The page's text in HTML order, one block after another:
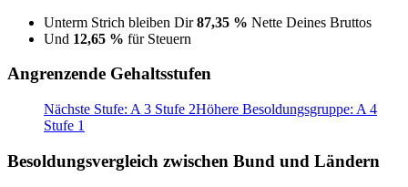
Unterm Strich bleiben Dir87,35 % Nette Deines Bruttos
Und 12,65 % für Steuern
Angrenzende Gehaltsstufen
Nächste Stufe: A 3 Stufe 2Höhere Besoldungsgruppe: A 4
Stufe 1
Besoldungsvergleich zwischen Bund und Ländern